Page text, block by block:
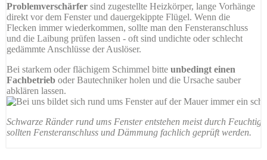
Problemverschärfer sind zugestellte Heizkörper, lange Vorhänge
direkt vor dem Fenster und dauergekippte Flügel. Wenn die
Flecken immer wiederkommen, sollte man den Fensteranschluss
und die Laibung prüfen lassen - oft sind undichte oder schlecht
gedämmte Anschlüsse der Auslöser.
Bei starkem oder flächigem Schimmel bitte unbedingt einen
Fachbetrieb oder Bautechniker holen und die Ursache sauber
abklären lassen.
Schwarze Ränder rund ums Fenster entstehen meist durch
sollten Fensteranschluss und Dämmung fachlich geprüft werden.